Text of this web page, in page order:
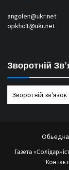
angolen@ukr.net
opkho1@ukr.net
Зворотній
Зворотній зв'язок
Газета